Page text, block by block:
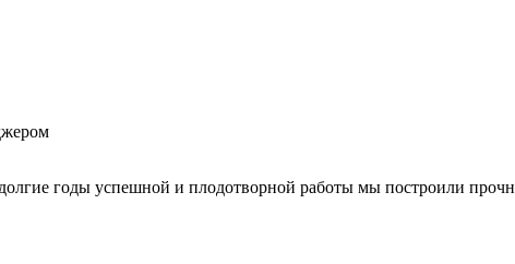
годы успешной и плодотворной работы мы построили